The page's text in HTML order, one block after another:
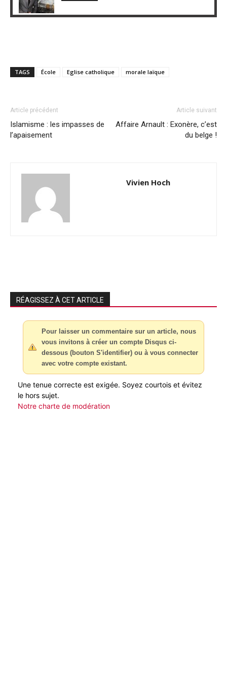
TAGS École Eglise catholique morale laïque
Article précédent
Islamisme : les impasses de
l’apaisement
Article suivant
Affaire Arnault : Exonère, c’est
du belge !
Vivien Hoch
RÉAGISSEZ À CET ARTICLE
Pour laisser un commentaire sur un article, nous
vous invitons à créer un compte Disqus ci-
dessous (bouton S'identifier) ou à vous connecter
avec votre compte existant.
Une tenue correcte est exigée. Soyez courtois et évitez
le hors sujet.
Notre charte de modération